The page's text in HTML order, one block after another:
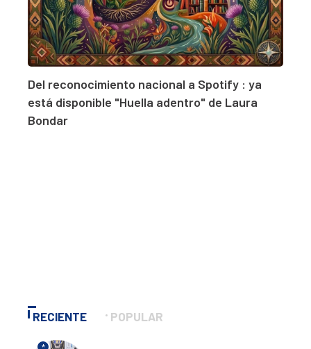
Del reconocimiento nacional a Spotify : ya
está disponible "Huella adentro" de Laura
Bondar
RECIENTE POPULAR
*